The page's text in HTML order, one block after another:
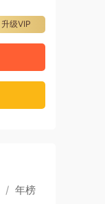
升级VIP
/ 年榜